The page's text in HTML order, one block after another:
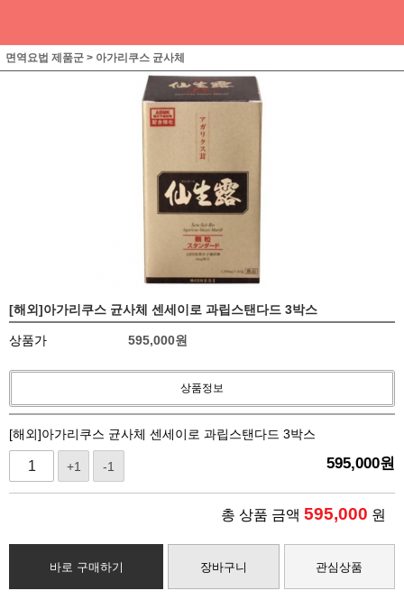
면역요법 제품군 > 아가리쿠스 균사체
[해외]아가리쿠스 균사체 센세이로 과립스탠다드 3박스
상품가 595,000원
상품정보
[해외]아가리쿠스 균사체 센세이로 과립스탠다드 3박스
+1 -1 595,000원
총 상품 금액 595,000 원
바로 구매하기 장바구니 관심상품